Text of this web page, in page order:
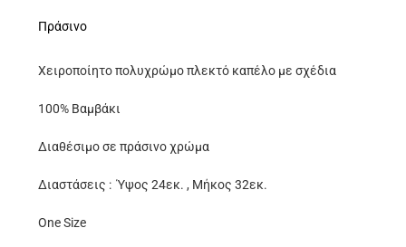
-Πράσινο
Πράσινο
Χειροποίητο πολυχρώμο πλεκτό καπέλο με σχέδια
100% Βαμβάκι
Διαθέσιμο σε πράσινο χρώμα
Διαστάσεις : Ύψος 24εκ. , Μήκος 32εκ.
One Size